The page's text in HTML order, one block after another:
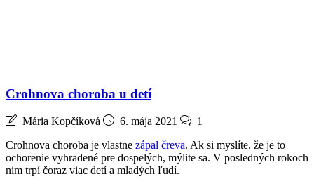
Crohnova choroba u detí
Mária Kopčíková 6. mája 2021
1
Crohnova choroba je vlastne zápal čreva. Ak si myslíte, že je to
ochorenie vyhradené pre dospelých, mýlite sa. V posledných rokoch
nim trpí čoraz viac detí a mladých ľudí.